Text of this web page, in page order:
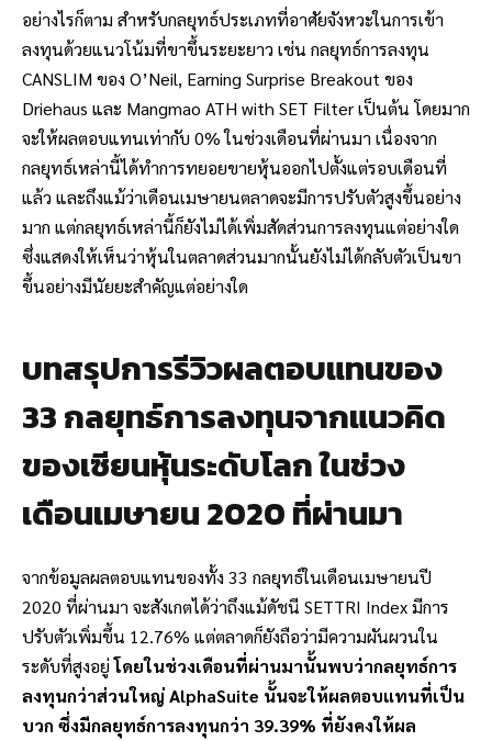
อย่างไรก็ตาม สำหรับกลยุทธ์ประเภทที่อาศัยจังหวะในการเข้า
ลงทุนด้วยแนวโน้มที่ขาขึ้นระยะยาว เช่น กลยุทธ์การลงทุน
CANSLIM ของ O’Neil, Earning Surprise Breakout ของ
Driehaus และ Mangmao ATH with SET Filter เป็นต้น โดยมาก
จะให้ผลตอบแทนเท่ากับ 0% ในช่วงเดือนที่ผ่านมา เนื่องจาก
กลยุทธ์เหล่านี้ได้ทำการทยอยขายหุ้นออกไปตั้งแต่รอบเดือนที่
แล้ว และถึงแม้ว่าเดือนเมษายนตลาดจะมีการปรับตัวสูงขึ้นอย่าง
มาก แต่กลยุทธ์เหล่านี้ก็ยังไม่ได้เพิ่มสัดส่วนการลงทุนแต่อย่างใด
ซึ่งแสดงให้เห็นว่าหุ้นในตลาดส่วนมากนั้นยังไม่ได้กลับตัวเป็นขา
ขึ้นอย่างมีนัยยะสำคัญแต่อย่างใด
บทสรุปการรีวิวผลตอบแทนของ
33 กลยุทธ์การลงทุนจากแนวคิด
ของเซียนหุ้นระดับโลก ในช่วง
เดือนเมษายน 2020 ที่ผ่านมา
จากข้อมูลผลตอบแทนของทั้ง 33 กลยุทธ์ในเดือนเมษายนปี
2020 ที่ผ่านมา จะสังเกตได้ว่าถึงแม้ดัชนี SETTRI Index มีการ
ปรับตัวเพิ่มขึ้น 12.76% แต่ตลาดก็ยังถือว่ามีความผันผวนใน
ระดับที่สูงอยู่โดยในช่วงเดือนที่ผ่านมานั้นพบว่ากลยุทธ์การ
ลงทุนกว่าส่วนใหญ่ AlphaSuite นั้นจะให้ผลตอบแทนที่เป็น
บวก ซึ่งมีกลยุทธ์การลงทุนกว่า 39.39% ที่ยังคงให้ผล